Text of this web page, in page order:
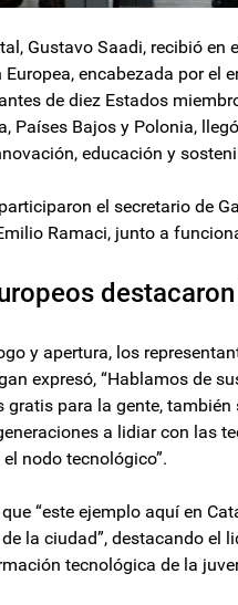
Gustavo Saadi, recibió
encabezada por el
de diez Estados
Países Bajos y Polonia,
educación y
el secretario de
Ramaci, junto a
y apertura, los
expresó, “Hablamos de
gratis para la gente,
a lidiar con las
nodo tecnológico”.
“este ejemplo aquí en
la ciudad”, destacando
tecnológica de la